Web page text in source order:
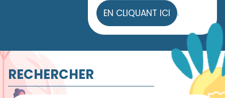
EN CLIQUANT ICI
.
RECHERCHER